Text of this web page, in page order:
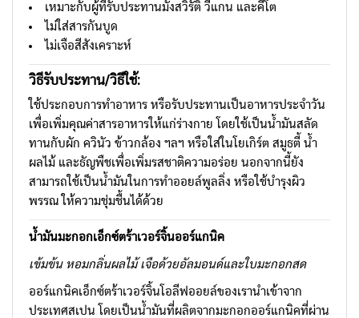
เหมาะกับผู้ที่รับประทานมังสวิรัติ วีแกน และคีโต
ไม่ใส่สารกันบูด
ไม่เจือสีสังเคราะห์
วิธีรับประทาน/วิธีใช้:
ใช้ประกอบการทำอาหาร หรือรับประทานเป็นอาหารประจำวัน
เพื่อเพิ่มคุณค่าสารอาหารให้แก่ร่างกาย โดยใช้เป็นน้ำมันสลัด
ทานกับผัก ควินัว ข้าวกล้อง ฯลฯ หรือใส่ในโยเกิร์ต สมูธตี้ น้ำ
ผลไม้ และธัญพืชเพื่อเพิ่มรสชาติความอร่อย นอกจากนี้ยัง
สามารถใช้เป็นน้ำมันในการทำออยล์พูลลิ่ง หรือใช้บำรุงผิว
พรรณ ให้ความชุ่มชื้นได้ด้วย
น้ำมันมะกอกเอ็กซ์ตร้าเวอร์จิ้นออร์แกนิค
เข้มข้น หอมกลิ่นผลไม้ เจือด้วยอัลมอนด์และใบมะกอกสด
ออร์แกนิคเอ็กซ์ตร้าเวอร์จิ้นโอลีฟออยล์ของเรานำเข้าจาก
ประเทศสเปน โดยเป็นน้ำมันที่ผลิตจากมะกอกออร์แกนิคที่ผ่าน